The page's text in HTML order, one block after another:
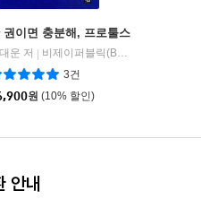
권이면 충분해, 프로툴스
운 저
비제이퍼블릭(BJ퍼블릭)
3건
원 (10% 할인)
안내